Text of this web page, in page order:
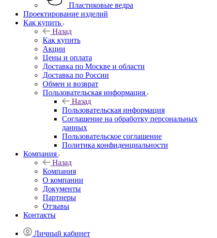
Пластиковые ведра
Проектирование изделий
Как купить
Назад
Как купить
Акции
Цены и оплата
Доставка по Москве и области
Доставка по России
Обмен и возврат
Пользовательская информация
Назад
Пользовательская информация
Соглашение на обработку персональных
данных
Пользовательское соглашение
Политика конфиденциальности
Компания
Назад
Компания
О компании
Документы
Партнеры
Отзывы
Контакты
Личный кабинет